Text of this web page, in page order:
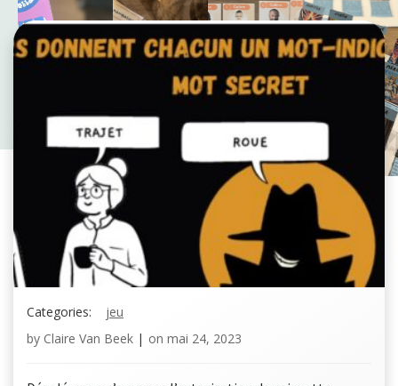
Categories:
jeu
by Claire Van Beek | on mai 24, 2023